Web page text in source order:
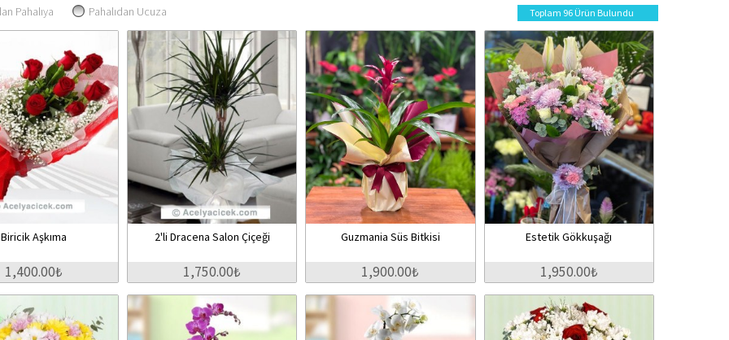
Pahalıya Pahalıdan Ucuza Toplam 96 Ürün Bulundu
Biricik Aşkıma
1,400.00₺
2'li Dracena Salon Çiçeği
1,750.00₺
Guzmania Süs Bitkisi
1,900.00₺
Estetik Gökkuşağı
1,950.00₺